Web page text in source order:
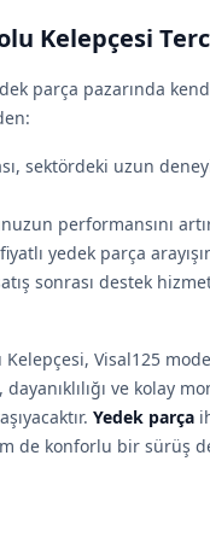
Kelepçesi
parça pazarında
sektördeki uzun
performansını
yedek parça
sonrası destek
Kelepçesi, Visal125
ve kolay
Yedek parça
de konforlu bir sürüş